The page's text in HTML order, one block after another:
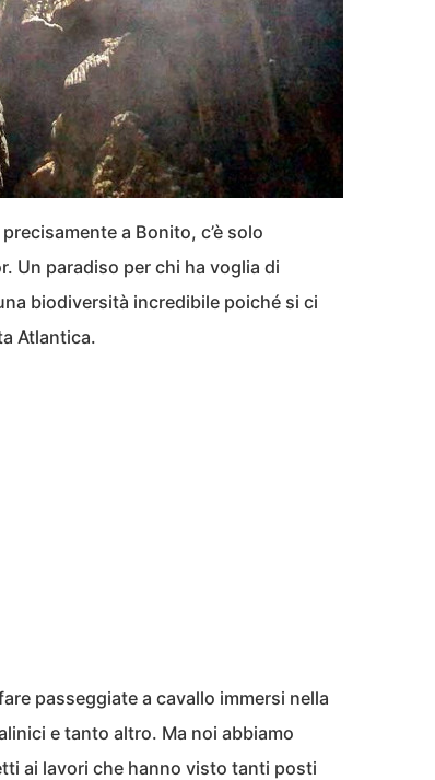
a Bonito, c’è solo
Un paradiso per chi ha voglia di
biodiversità incredibile poiché si ci
Atlantica.
passeggiate a cavallo immersi nella
e tanto altro. Ma noi abbiamo
ai lavori che hanno visto tanti posti